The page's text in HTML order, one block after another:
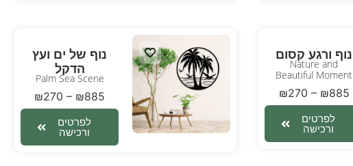
נוף ורגע קסום
Nature and
Beautiful Moment
₪270 – ₪885
לפרטים
ורכישה
נוף של ים ועץ
הדקל
Palm Sea Scene
₪270 – ₪885
לפרטים
ורכישה